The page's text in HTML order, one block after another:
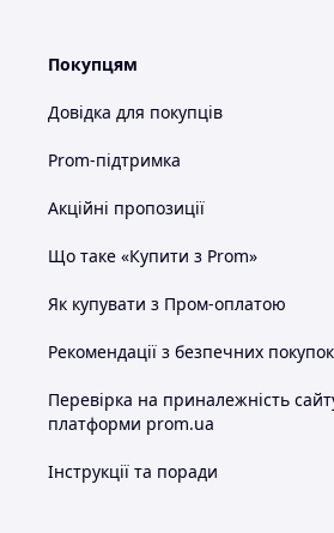
Покупцям
Довідка для покупців
Prom-підтримка
Акційні пропозиції
Що таке «Купити з Prom»
Як купувати з Пром-оплатою
Рекомендації з безпечних покупок
Перевірка на приналежність
платформи prom.ua
Інструкції та поради